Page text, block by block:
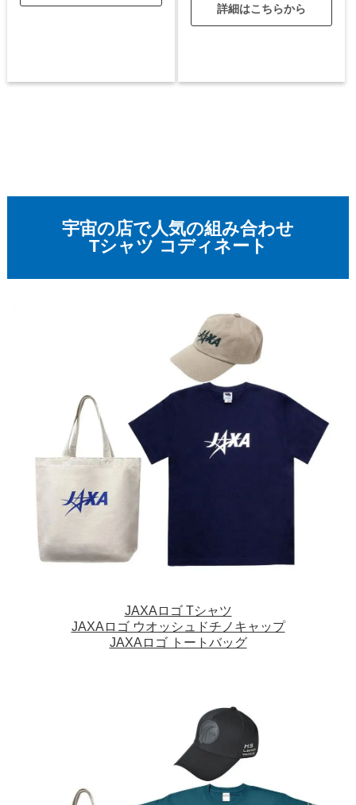
詳細はこちらから
宇宙の店で人気の組み合わせ
Tシャツ コディネート
JAXAロゴ Tシャツ
JAXAロゴ ウオッシュドチノキャップ
JAXAロゴ トートバッグ